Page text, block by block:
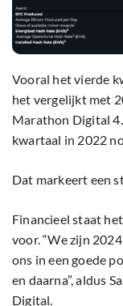
Vooral het vierde
het vergelijkt met
Marathon Digital
kwartaal in 2022
Dat markeert een
Financieel staat
voor. “We zijn
ons in een goede
en daarna”, aldus
Digital.